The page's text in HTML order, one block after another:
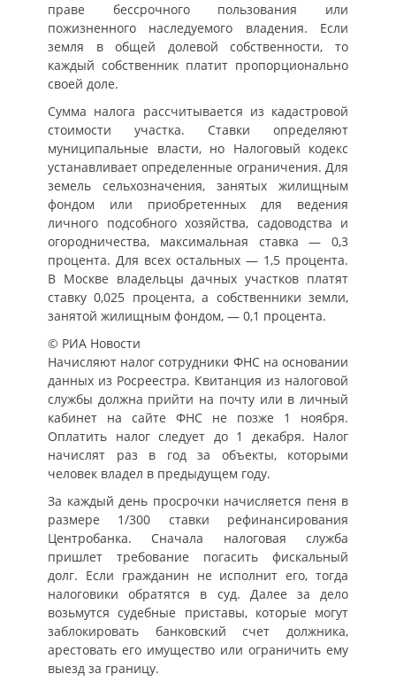
праве бессрочного пользования или
пожизненного наследуемого владения. Если
земля в общей долевой собственности, то
каждый собственник платит пропорционально
своей доле.
Сумма налога рассчитывается из кадастровой
стоимости участка. Ставки определяют
муниципальные власти, но Налоговый кодекс
устанавливает определенные ограничения. Для
земель сельхозначения, занятых жилищным
фондом или приобретенных для ведения
личного подсобного хозяйства, садоводства и
огородничества, максимальная ставка — 0,3
процента. Для всех остальных — 1,5 процента.
В Москве владельцы дачных участков платят
ставку 0,025 процента, а собственники земли,
занятой жилищным фондом, — 0,1 процента.
© РИА Новости
Начисляют налог сотрудники ФНС на основании
данных из Росреестра. Квитанция из налоговой
службы должна прийти на почту или в личный
кабинет на сайте ФНС не позже 1 ноября.
Оплатить налог следует до 1 декабря. Налог
начислят раз в год за объекты, которыми
человек владел в предыдущем году.
За каждый день просрочки начисляется пеня в
размере 1/300 ставки рефинансирования
Центробанка. Сначала налоговая служба
пришлет требование погасить фискальный
долг. Если гражданин не исполнит его, тогда
налоговики обратятся в суд. Далее за дело
возьмутся судебные приставы, которые могут
заблокировать банковский счет должника,
арестовать его имущество или ограничить ему
выезд за границу.